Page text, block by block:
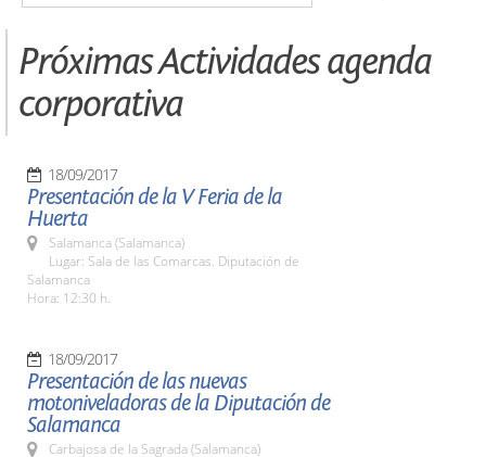
Próximas Actividades agenda
corporativa
18/09/2017
Presentación de la V Feria de la
Huerta
Salamanca (Salamanca)
Lugar: Sala de las Comarcas. Diputación de
Salamanca
Hora: 12:30 h.
18/09/2017
Presentación de las nuevas
motoniveladoras de la Diputación de
Salamanca
Carbajosa de la Sagrada (Salamanca)